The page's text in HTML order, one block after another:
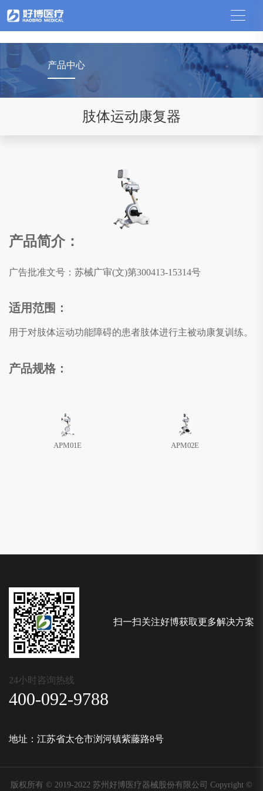
产品中心
肢体运动康复器
产品简介：
广告批准文号：苏械广审(文)第300413-15314号
适用范围：
用于对肢体运动功能障碍的患者肢体进行主被动康复训练。
产品规格：
APM01E APM02E
扫一扫关注好博获取更多解决方案
24小时咨询热线
400-092-9788
地址：江苏省太仓市浏河镇紫藤路8号
版权所有 © 2019-2022 苏州好博医疗器械股份有限公司 Copyright ©